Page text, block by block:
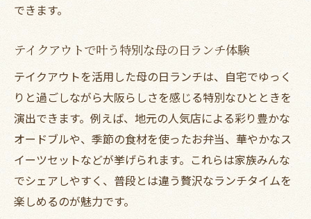
できます。
テイクアウトで叶う特別な母の日ランチ体験
テイクアウトを活用した母の日ランチは、自宅でゆっく
りと過ごしながら大阪らしさを感じる特別なひとときを
演出できます。例えば、地元の人気店による彩り豊かな
オードブルや、季節の食材を使ったお弁当、華やかなス
イーツセットなどが挙げられます。これらは家族みんな
でシェアしやすく、普段とは違う贅沢なランチタイムを
楽しめるのが魅力です。